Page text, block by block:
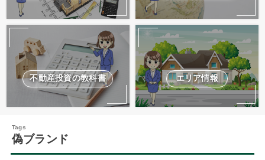
不動産投資の教科書 エリア情報
偽ブランド